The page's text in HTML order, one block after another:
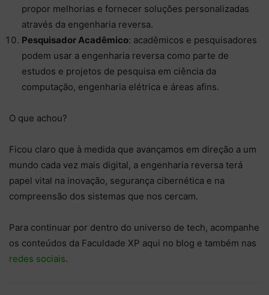
propor melhorias e fornecer soluções personalizadas
através da engenharia reversa.
Pesquisador Acadêmico: acadêmicos e pesquisadores
podem usar a engenharia reversa como parte de
estudos e projetos de pesquisa em ciência da
computação, engenharia elétrica e áreas afins.
O que achou?
Ficou claro que à medida que avançamos em direção a um
mundo cada vez mais digital, a engenharia reversa terá
papel vital na inovação, segurança cibernética e na
compreensão dos sistemas que nos cercam.
Para continuar por dentro do universo de tech, acompanhe
os conteúdos da Faculdade XP aqui no blog e também nas
redes sociais.